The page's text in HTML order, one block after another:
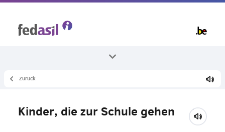
Alle Themenbereiche
Schule für Kinder
Zurück
Kinder, die zur Schule gehen